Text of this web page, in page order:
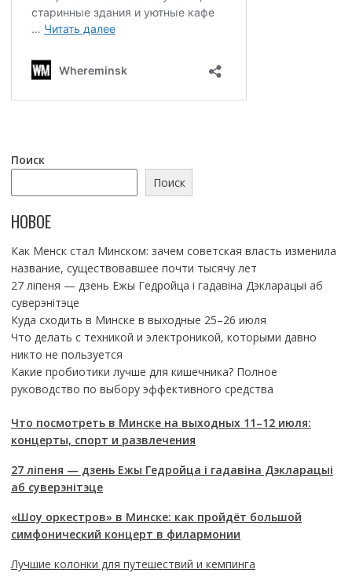
Поиск
Поиск
НОВОЕ
Как Менск стал Минском: зачем советская власть изменила
название, существовавшее почти тысячу лет
27 ліпеня — дзень Ежы Гедройца і гадавіна Дэкларацыі аб
суверэнітэце
Куда сходить в Минске в выходные 25–26 июля
Что делать с техникой и электроникой, которыми давно
никто не пользуется
Какие пробиотики лучше для кишечника? Полное
руководство по выбору эффективного средства
Что посмотреть в Минске на выходных 11–12 июля:
концерты, спорт и развлечения
27 ліпеня — дзень Ежы Гедройца і гадавіна Дэкларацыі
аб суверэнітэце
«Шоу оркестров» в Минске: как пройдёт большой
симфонический концерт в филармонии
Лучшие колонки для путешествий и кемпинга